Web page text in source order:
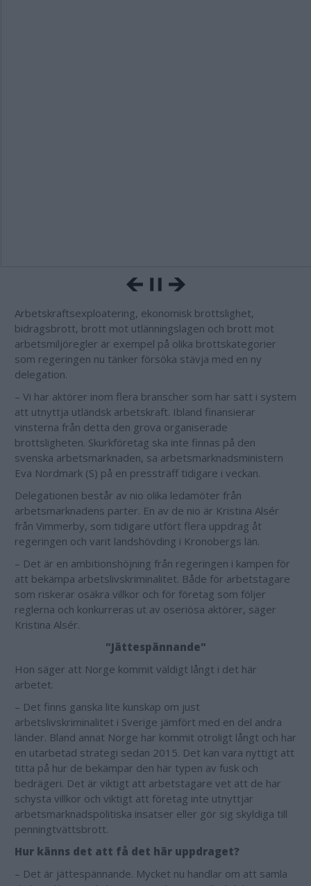
Arbetskraftsexploatering, ekonomisk brottslighet,
bidragsbrott, brott mot utlänningslagen och brott mot
arbetsmiljöregler är exempel på olika brottskategorier
som regeringen nu tänker försöka stävja med en ny
delegation.
– Vi har aktörer inom flera branscher som har satt i system
att utnyttja utländsk arbetskraft. Ibland finansierar
vinsterna från detta den grova organiserade
brottsligheten. Skurkföretag ska inte finnas på den
svenska arbetsmarknaden, sa arbetsmarknadsministern
Eva Nordmark (S) på en pressträff tidigare i veckan.
Delegationen består av nio olika ledamöter från
arbetsmarknadens parter. En av de nio är Kristina Alsér
från Vimmerby, som tidigare utfört flera uppdrag åt
regeringen och varit landshövding i Kronobergs län.
– Det är en ambitionshöjning från regeringen i kampen för
att bekämpa arbetslivskriminalitet. Både för arbetstagare
som riskerar osäkra villkor och för företag som följer
reglerna och konkurreras ut av oseriösa aktörer, säger
Kristina Alsér.
"Jättespännande"
Hon säger att Norge kommit väldigt långt i det här
arbetet.
– Det finns ganska lite kunskap om just
arbetslivskriminalitet i Sverige jämfört med en del andra
länder. Bland annat Norge har kommit otroligt långt och har
en utarbetad strategi sedan 2015. Det kan vara nyttigt att
titta på hur de bekämpar den här typen av fusk och
bedrägeri. Det är viktigt att arbetstagare vet att de har
schysta villkor och viktigt att företag inte utnyttjar
arbetsmarknadspolitiska insatser eller gör sig skyldiga till
penningtvättsbrott.
Hur känns det att få det här uppdraget?
– Det är jättespännande. Mycket nu handlar om att samla